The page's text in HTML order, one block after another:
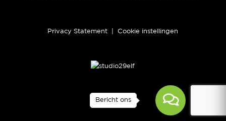
Bericht ons
Privacy Statement Cookie instellingen